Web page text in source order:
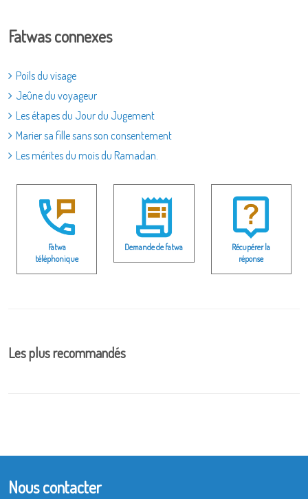
Fatwas connexes
Poils du visage
Jeûne du voyageur
Les étapes du Jour du Jugement
Marier sa fille sans son consentement
Les mérites du mois du Ramadan.
Fatwa
téléphonique
Demande de fatwa
Récupérer la
réponse
Les plus recommandés
Nous contacter